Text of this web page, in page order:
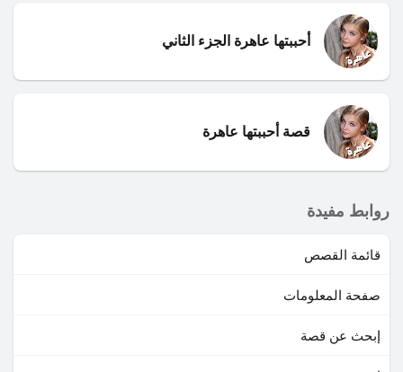
أحببتها عاهرة الجزء الثاني
قصة أحببتها عاهرة
روابط مفيدة
قائمة القصص
صفحة المعلومات
إبحث عن قصة